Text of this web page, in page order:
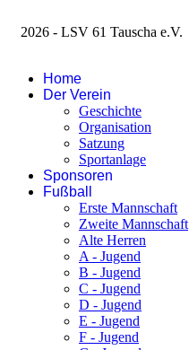
2026 - LSV 61 Tauscha e.V.
Home
Der Verein
Geschichte
Organisation
Satzung
Sportanlage
Sponsoren
Fußball
Erste Mannschaft
Zweite Mannschaft
Alte Herren
A - Jugend
B - Jugend
C - Jugend
D - Jugend
E - Jugend
F - Jugend